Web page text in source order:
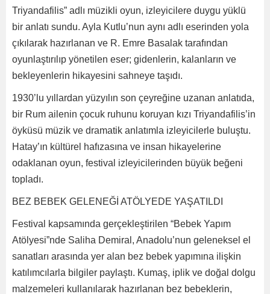
Triyandafilis” adlı müzikli oyun, izleyicilere duygu yüklü
bir anlatı sundu. Ayla Kutlu’nun aynı adlı eserinden yola
çıkılarak hazırlanan ve R. Emre Basalak tarafından
oyunlaştırılıp yönetilen eser; gidenlerin, kalanların ve
bekleyenlerin hikayesini sahneye taşıdı.
1930’lu yıllardan yüzyılın son çeyreğine uzanan anlatıda,
bir Rum ailenin çocuk ruhunu koruyan kızı Triyandafilis’in
öyküsü müzik ve dramatik anlatımla izleyicilerle buluştu.
Hatay’ın kültürel hafızasına ve insan hikayelerine
odaklanan oyun, festival izleyicilerinden büyük beğeni
topladı.
BEZ BEBEK GELENEĞİ ATÖLYEDE YAŞATILDI
Festival kapsamında gerçekleştirilen “Bebek Yapım
Atölyesi”nde Saliha Demiral, Anadolu’nun geleneksel el
sanatları arasında yer alan bez bebek yapımına ilişkin
katılımcılarla bilgiler paylaştı. Kumaş, iplik ve doğal dolgu
malzemeleri kullanılarak hazırlanan bez bebeklerin,